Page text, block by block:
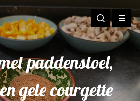
paddenstoel,
gele courgette